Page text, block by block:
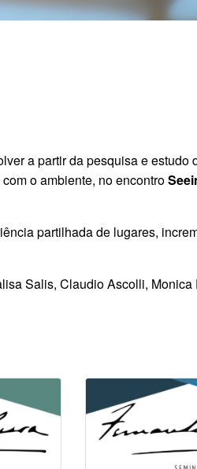
a partir da pesquisa e estudo
o ambiente, no encontro
partilhada de lugares,
Salis, Claudio Ascolli, Monica